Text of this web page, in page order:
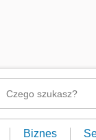
Biznes